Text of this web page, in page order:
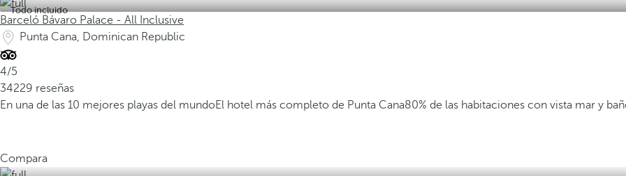
Todo incluido
Barceló Bávaro Palace - All Inclusive
Punta Cana, Dominican Republic
4/5
34229 reseñas
En una de las 10 mejores playas del mundoEl hotel más completo de Punta Cana80% de las habitaciones con vista mar y
Compara